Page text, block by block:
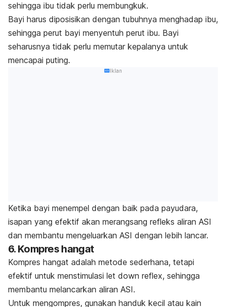
sehingga ibu tidak perlu membungkuk.
Bayi harus diposisikan dengan tubuhnya menghadap ibu,
sehingga perut bayi menyentuh perut ibu. Bayi
seharusnya tidak perlu memutar kepalanya untuk
mencapai puting.
Iklan
Ketika bayi menempel dengan baik pada payudara,
isapan yang efektif akan merangsang refleks aliran ASI
dan membantu mengeluarkan ASI dengan lebih lancar.
6. Kompres hangat
Kompres hangat adalah metode sederhana, tetapi
efektif untuk menstimulasi let down reflex, sehingga
membantu melancarkan aliran ASI.
Untuk mengompres, gunakan handuk kecil atau kain